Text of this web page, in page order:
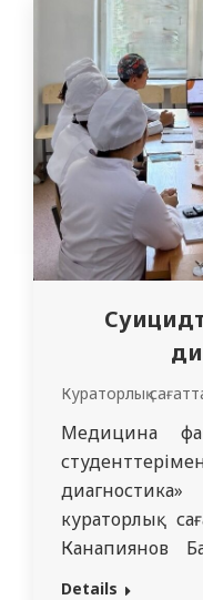
көріністері,
көмек
жедел тыныс
дегидратация
Кураторлық
Медицина
кураторлық
Канапиянов
арасында
Details